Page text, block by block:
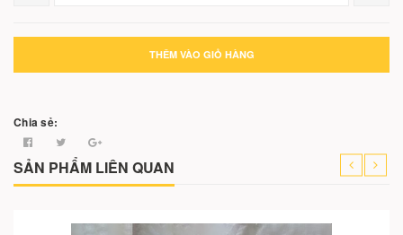
THÊM VÀO GIỎ HÀNG
Chia sẻ:
SẢN PHẨM LIÊN QUAN